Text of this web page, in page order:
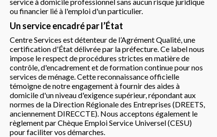
ou financier lié à l'emploi d'un particulier.
Un service encadré par l’État
Centre Services est détenteur de l’Agrément Qualité, une
certification d'État délivrée par la préfecture. Ce label nous
impose le respect de procédures strictes en matière de
contrôle, d'encadrement et de formation continue pour nos
services de ménage. Cette reconnaissance officielle
témoigne de notre engagement à fournir des aides à
domicile d'un niveau d'exigence supérieur, répondant aux
normes de la Direction Régionale des Entreprises (DREETS,
anciennement DIRECCTE). Nous acceptons également le
règlement par Chèque Emploi Service Universel (CESU)
pour faciliter vos démarches.